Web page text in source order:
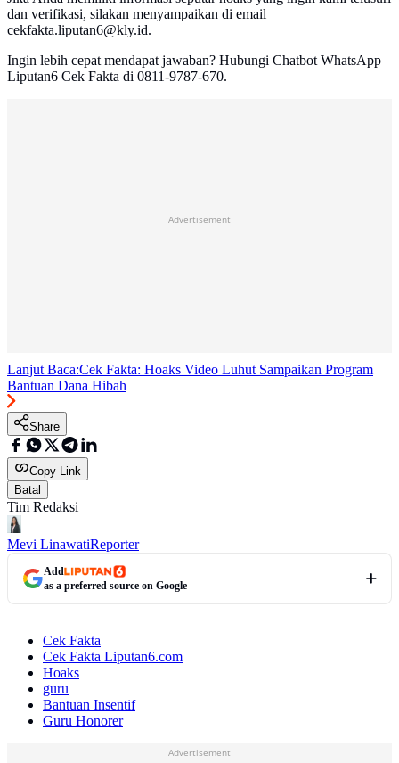
dan verifikasi, silakan menyampaikan di email
cekfakta.liputan6@kly.id.
Ingin lebih cepat mendapat jawaban? Hubungi Chatbot WhatsApp
Liputan6 Cek Fakta di 0811-9787-670.
Advertisement
Lanjut Baca:Cek Fakta: Hoaks Video Luhut Sampaikan Program
Bantuan Dana Hibah
Share
Copy Link
Batal
Tim Redaksi
Mevi LinawatiReporter
Add
as a preferred source on Google
Cek Fakta
Cek Fakta Liputan6.com
Hoaks
guru
Bantuan Insentif
Guru Honorer
Advertisement